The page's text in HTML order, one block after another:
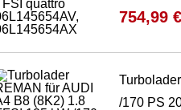
754,99 €
/170 PS